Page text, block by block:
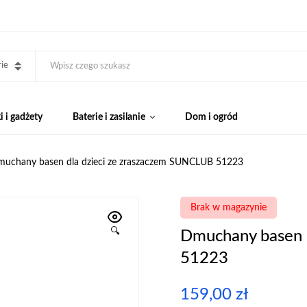
i gadżety Baterie i zasilanie Dom i ogród
basen dla dzieci ze zraszaczem SUNCLUB 51223
🔍
Brak w magazynie
Dmuchany
51223
159,00 zł